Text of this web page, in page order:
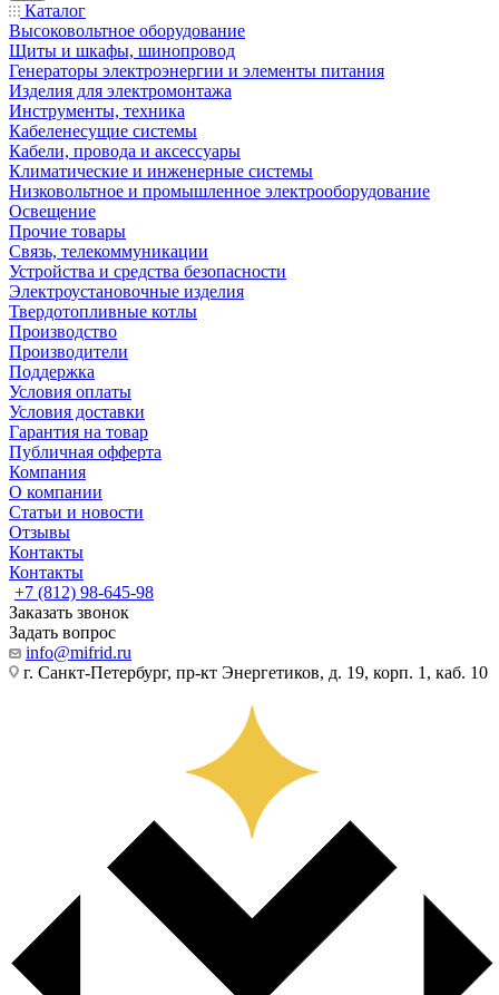
Каталог
Высоковольтное оборудование
Щиты и шкафы, шинопровод
Генераторы электроэнергии и элементы питания
Изделия для электромонтажа
Инструменты, техника
Кабеленесущие системы
Кабели, провода и аксессуары
Климатические и инженерные системы
Низковольтное и промышленное электрооборудование
Освещение
Прочие товары
Связь, телекоммуникации
Устройства и средства безопасности
Электроустановочные изделия
Твердотопливные котлы
Производство
Производители
Поддержка
Условия оплаты
Условия доставки
Гарантия на товар
Публичная офферта
Компания
О компании
Статьи и новости
Отзывы
Контакты
Контакты
+7 (812) 98-645-98
Заказать звонок
Задать вопрос
info@mifrid.ru
г. Санкт-Петербург, пр-кт Энергетиков, д. 19, корп. 1, каб. 10